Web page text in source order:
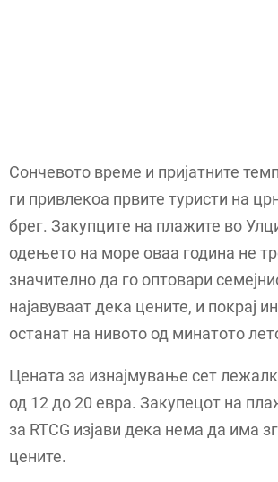
Сончевото време и пријатните
ги привлекоа првите туристи на
брег. Закупците на плажите во
одењето на море оваа година не
значително да го оптовари
најавуваат дека цените, и покрај
останат на нивото од минатото
Цената за изнајмување сет
од 12 до 20 евра. Закупецот на
за RTCG изјави дека нема да има
цените.